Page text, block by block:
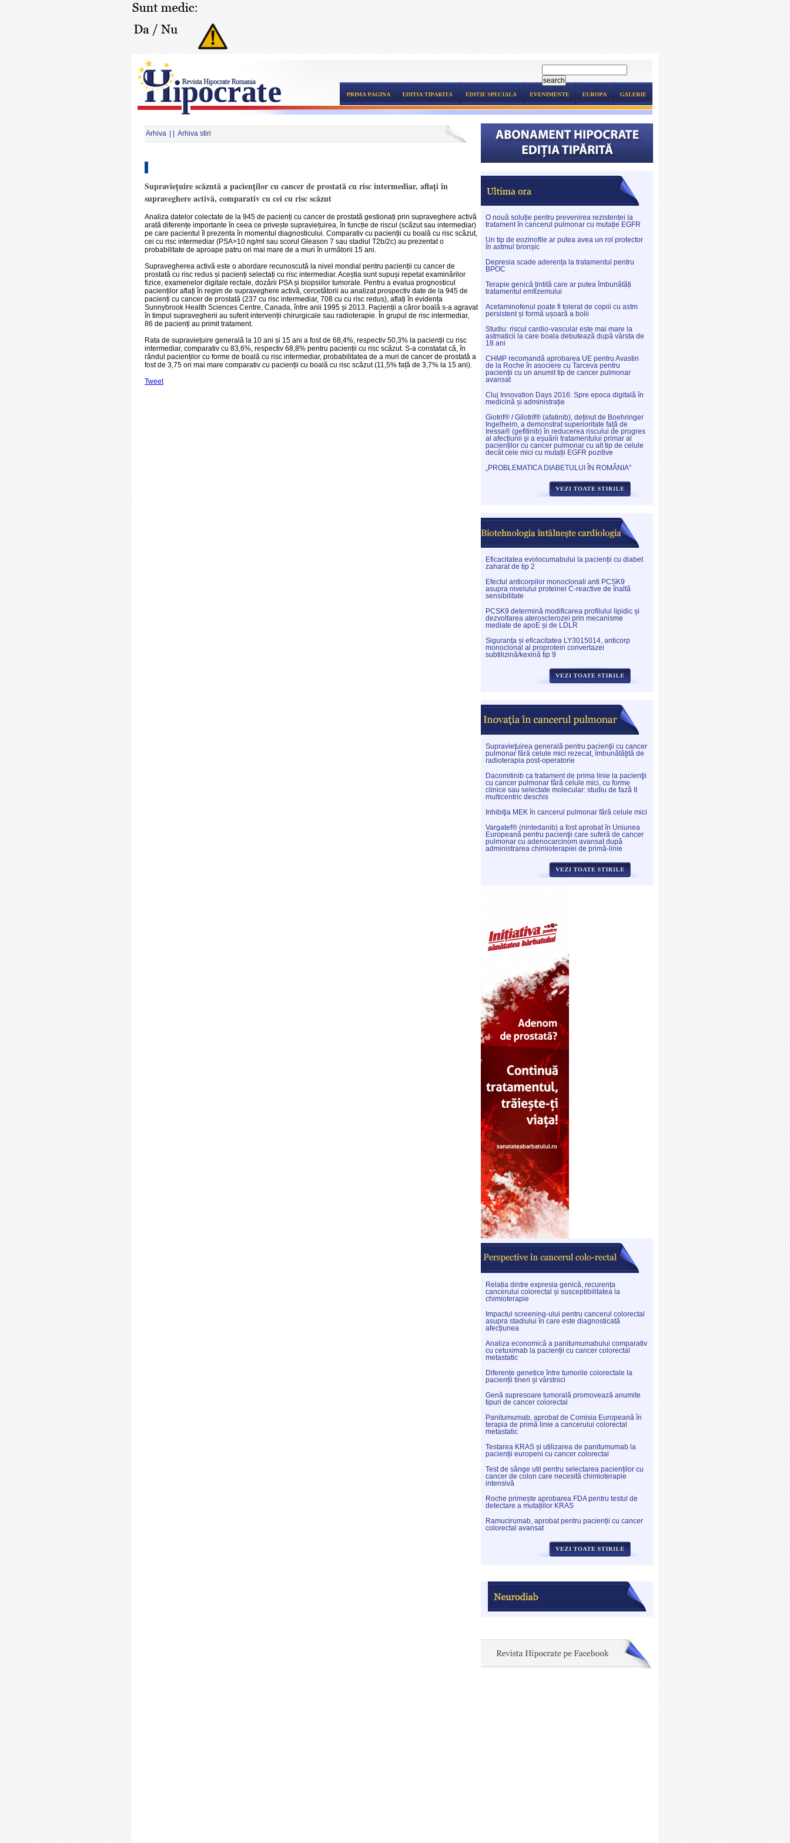
Arhiva Arhiva stiri
Supraviețuire scăzută a pacienților cu cancer de prostată cu risc intermediar, aflați în
supraveghere activă, comparativ cu cei cu risc scăzut
Analiza datelor colectate de la 945 de pacienți cu cancer de prostată gestionați prin supraveghere activă
arată diferențe importante în ceea ce privește supraviețuirea, în funcție de riscul (scăzut sau intermediar)
pe care pacientul îl prezenta în momentul diagnosticului. Comparativ cu pacienții cu boală cu risc scăzut,
cei cu risc intermediar (PSA>10 ng/ml sau scorul Gleason 7 sau stadiul T2b/2c) au prezentat o
probabilitate de aproape patru ori mai mare de a muri în următorii 15 ani.
Supravegherea activă este o abordare recunoscută la nivel mondial pentru pacienții cu cancer de
prostată cu risc redus și pacienți selectați cu risc intermediar. Aceștia sunt supuși repetat examinărilor
fizice, examenelor digitale rectale, dozării PSA și biopsiilor tumorale. Pentru a evalua prognosticul
pacienților aflați în regim de supraveghere activă, cercetătorii au analizat prospectiv date de la 945 de
pacienți cu cancer de prostată (237 cu risc intermediar, 708 cu cu risc redus), aflați în evidența
Sunnybrook Health Sciences Centre, Canada, între anii 1995 și 2013. Pacienții a căror boală s-a agravat
în timpul supravegherii au suferit intervenții chirurgicale sau radioterapie. În grupul de risc intermediar,
86 de pacienți au primit tratament.
Rata de supraviețuire generală la 10 ani și 15 ani a fost de 68,4%, respectiv 50,3% la pacienții cu risc
intermediar, comparativ cu 83,6%, respectiv 68,8% pentru pacienții cu risc scăzut. S-a constatat că, în
rândul pacienților cu forme de boală cu risc intermediar, probabilitatea de a muri de cancer de prostată a
fost de 3,75 ori mai mare comparativ cu pacienții cu boală cu risc scăzut (11,5% față de 3,7% la 15 ani).
Tweet
O nouă soluție pentru prevenirea rezistenței la
tratament în cancerul pulmonar cu mutație EGFR
Un tip de eozinofile ar putea avea un rol protector
în astmul bronșic
Depresia scade aderența la tratamentul pentru
BPOC
Terapie genică țintită care ar putea îmbunătăți
tratamentul emfizemului
Acetaminofenul poate fi tolerat de copiii cu astm
persistent și formă ușoară a bolii
Studiu: riscul cardio-vascular este mai mare la
astmaticii la care boala debutează după vârsta de
18 ani
CHMP recomandă aprobarea UE pentru Avastin
de la Roche în asociere cu Tarceva pentru
pacienții cu un anumit tip de cancer pulmonar
avansat
Cluj Innovation Days 2016: Spre epoca digitală în
medicină și administrație
Giotrif® / Gilotrif® (afatinib), deținut de Boehringer
Ingelheim, a demonstrat superioritate față de
Iressa® (gefitinib) în reducerea riscului de progres
al afecțiunii și a eșuării tratamentului primar al
pacienților cu cancer pulmonar cu alt tip de celule
decât cele mici cu mutații EGFR pozitive
„PROBLEMATICA DIABETULUI ÎN ROMÂNIA”
Eficacitatea evolocumabului la pacienții cu diabet
zaharat de tip 2
Efectul anticorpilor monoclonali anti PCSK9
asupra nivelului proteinei C-reactive de înaltă
sensibilitate
PCSK9 determină modificarea profilului lipidic și
dezvoltarea aterosclerozei prin mecanisme
mediate de apoE și de LDLR
Siguranța și eficacitatea LY3015014, anticorp
monoclonal al proprotein convertazei
subtilizină/kexină tip 9
Supravieţuirea generală pentru pacienţii cu cancer
pulmonar fără celule mici rezecat, îmbunătăţită de
radioterapia post-operatorie
Dacomitinib ca tratament de prima linie la pacienţii
cu cancer pulmonar fără celule mici, cu forme
clinice sau selectate molecular: studiu de fază II
multicentric deschis
Inhibiţia MEK în cancerul pulmonar fără celule mici
Vargatef® (nintedanib) a fost aprobat în Uniunea
Europeană pentru pacienţii care suferă de cancer
pulmonar cu adenocarcinom avansat după
administrarea chimioterapiei de primă-linie
Relația dintre expresia genică, recurența
cancerului colorectal și susceptibilitatea la
chimioterapie
Impactul screening-ului pentru cancerul colorectal
asupra stadiului în care este diagnosticată
afecțiunea
Analiza economică a panitumumabului comparativ
cu cetuximab la pacienții cu cancer colorectal
metastatic
Diferențe genetice între tumorile colorectale la
pacienții tineri și vârstnici
Genă supresoare tumorală promovează anumite
tipuri de cancer colorectal
Panitumumab, aprobat de Comisia Europeană în
terapia de primă linie a cancerului colorectal
metastatic
Testarea KRAS și utilizarea de panitumumab la
pacienții europeni cu cancer colorectal
Test de sânge util pentru selectarea pacienților cu
cancer de colon care necesită chimioterapie
intensivă
Roche primește aprobarea FDA pentru testul de
detectare a mutațiilor KRAS
Ramucirumab, aprobat pentru pacienții cu cancer
colorectal avansat